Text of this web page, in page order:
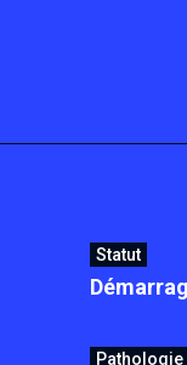
Statut
Pathologie